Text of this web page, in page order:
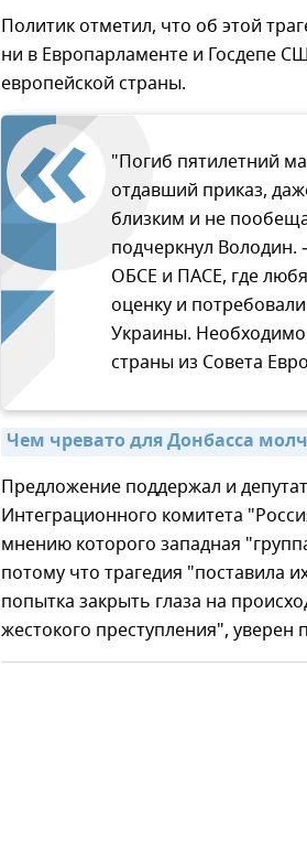
Политик отметил, что об этой
ни в Европарламенте и Госдепе
европейской страны.
"Погиб пятилетний
отдавший приказ,
близким и не
подчеркнул
ОБСЕ и ПАСЕ, где
оценку и
Украины.
страны из Совета
Чем чревато для Донбасса
Предложение поддержал и
Интеграционного комитета
мнению которого западная
потому что трагедия "поставила
попытка закрыть глаза на
жестокого преступления", уверен